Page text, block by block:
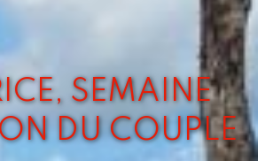
SEMAINE
DU COUPLE